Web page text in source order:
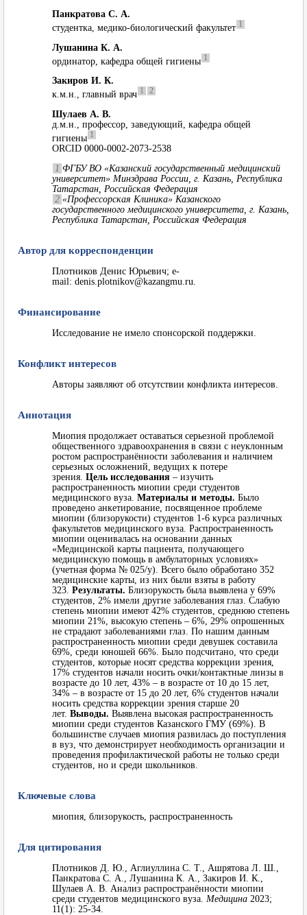
Панкратова С. А.
студентка, медико-биологический факультет 1
Лушанина К. А.
ординатор, кафедра общей гигиены 1
Закиров И. К.
к.м.н., главный врач 1 2
Шулаев А. В.
д.м.н., профессор, заведующий, кафедра общей
гигиены 1
ORCID 0000-0002-2073-2538
1 ФГБУ ВО «Казанский государственный медицинский
университет» Минздрава России, г. Казань, Республика
Татарстан, Российская Федерация
2 «Профессорская Клиника» Казанского
государственного медицинского университета, г. Казань,
Республика Татарстан, Российская Федерация
Автор для корреспонденции
Плотников Денис Юрьевич; e-
mail: denis.plotnikov@kazangmu.ru.
Финансирование
Исследование не имело спонсорской поддержки.
Конфликт интересов
Авторы заявляют об отсутствии конфликта интересов.
Аннотация
Миопия продолжает оставаться серьезной проблемой
общественного здравоохранения в связи с неуклонным
ростом распространённости заболевания и наличием
серьезных осложнений, ведущих к потере
зрения. Цель исследования – изучить
распространенность миопии среди студентов
медицинского вуза. Материалы и методы. Было
проведено анкетирование, посвященное проблеме
миопии (близорукости) студентов 1-6 курса различных
факультетов медицинского вуза. Распространенность
миопии оценивалась на основании данных
«Медицинской карты пациента, получающего
медицинскую помощь в амбулаторных условиях»
(учетная форма № 025/у). Всего было обработано 352
медицинские карты, из них были взяты в работу
323. Результаты. Близорукость была выявлена у 69%
студентов, 2% имели другие заболевания глаз. Слабую
степень миопии имеют 42% студентов, среднюю степень
миопии 21%, высокую степень – 6%, 29% опрошенных
не страдают заболеваниями глаз. По нашим данным
распространенность миопии среди девушек составила
69%, среди юношей 66%. Было подсчитано, что среди
студентов, которые носят средства коррекции зрения,
17% студентов начали носить очки/контактные линзы в
возрасте до 10 лет, 43% – в возрасте от 10 до 15 лет,
34% – в возрасте от 15 до 20 лет, 6% студентов начали
носить средства коррекции зрения старше 20
лет. Выводы. Выявлена высокая распространенность
миопии среди студентов Казанского ГМУ (69%). В
большинстве случаев миопия развилась до поступления
в вуз, что демонстрирует необходимость организации и
проведения профилактической работы не только среди
студентов, но и среди школьников.
Ключевые слова
миопия, близорукость, распространенность
Для цитирования
Плотников Д. Ю., Аглиуллина С. Т., Ашрятова Л. Ш.,
Панкратова С. А., Лушанина К. А., Закиров И. К.,
Шулаев А. В. Анализ распространённости миопии
среди студентов медицинского вуза. Медицина 2023;
11(1): 25-34.